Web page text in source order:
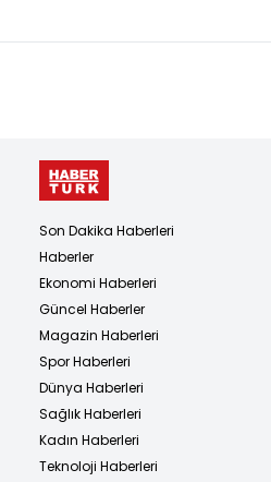
Son Dakika Haberleri
Haberler
Ekonomi Haberleri
Güncel Haberler
Magazin Haberleri
Spor Haberleri
Dünya Haberleri
Sağlık Haberleri
Kadın Haberleri
Teknoloji Haberleri